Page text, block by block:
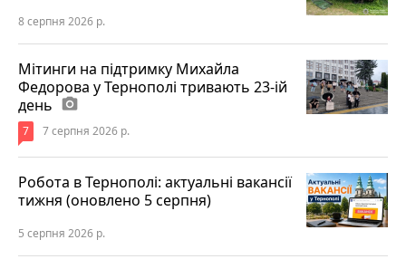
8 серпня 2026 р.
Мітинги на підтримку Михайла
Федорова у Тернополі тривають 23-ій
день photo_camera
7 7 серпня 2026 р.
Робота в Тернополі: актуальні вакансії
тижня (оновлено 5 серпня)
5 серпня 2026 р.